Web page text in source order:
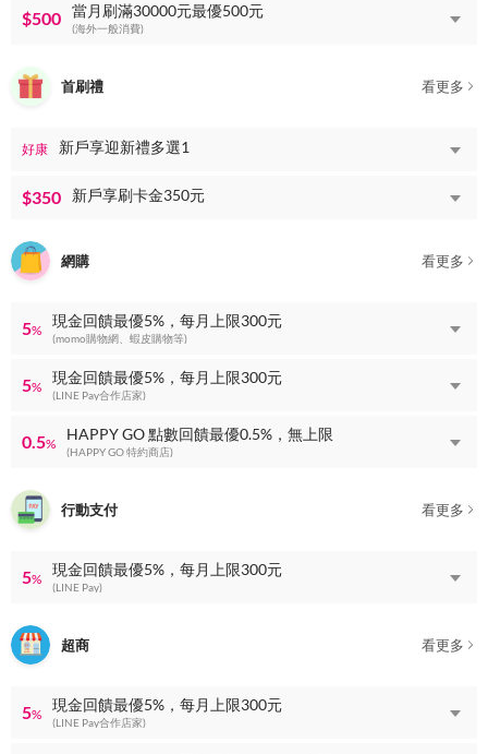
$500 當月刷滿30000元最優500元
(海外一般消費)
首刷禮 看更多
好康 新戶享迎新禮多選1
$350 新戶享刷卡金350元
網購 看更多
5%
現金回饋最優5%，每月上限300元
(momo購物網、蝦皮購物等)
5%
現金回饋最優5%，每月上限300元
(LINE Pay合作店家)
0.5%
HAPPY GO 點數回饋最優0.5%，無上限
(HAPPY GO 特約商店)
行動支付 看更多
5%
現金回饋最優5%，每月上限300元
(LINE Pay)
超商 看更多
5%
現金回饋最優5%，每月上限300元
(LINE Pay合作店家)